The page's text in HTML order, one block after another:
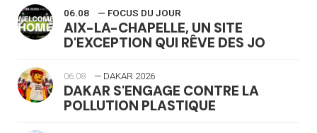
06.08 — FOCUS DU JOUR
AIX-LA-CHAPELLE, UN SITE
D'EXCEPTION QUI RÊVE DES JO
06.08 — DAKAR 2026
DAKAR S'ENGAGE CONTRE LA
POLLUTION PLASTIQUE